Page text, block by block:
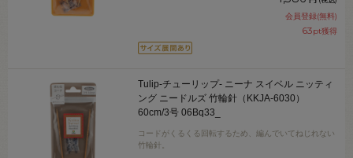
会員登録(無料)
63pt獲得
Tulip-チューリップ- ニーナ スイベル ニッティ
ング ニードルズ 竹輪針（KKJA-6030）
60cm/3号 06Bq33_
コードがくるくる回転するため、編んでいてねじれない
竹輪針。